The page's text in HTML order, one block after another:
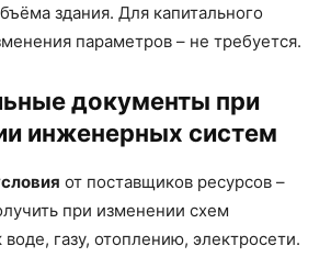
здания. Для капитального
параметров – не требуется.
документы при
инженерных систем
от поставщиков ресурсов –
при изменении схем
газу, отоплению, электросети.